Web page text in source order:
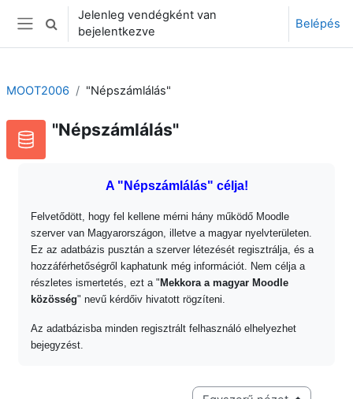
Tovább a fő tartalomhoz
Oldalpanel
Keresési bemeneti adatok váltása
Jelenleg vendégként van
bejelentkezve
Belépés
MOOT2006 "Népszámlálás"
"Népszámlálás"
A "Népszámlálás" célja!
Felvetődött, hogy fel kellene mérni hány működő Moodle
szerver van Magyarországon, illetve a magyar nyelvterületen.
Ez az adatbázis pusztán a szerver létezését regisztrálja, és a
hozzáférhetőségről kaphatunk még információt. Nem célja a
részletes ismertetés, ezt a "Mekkora a magyar Moodle
közösség" nevű kérdőiv hivatott rögzíteni.
Az adatbázisba minden regisztrált felhasználó elhelyezhet
bejegyzést.